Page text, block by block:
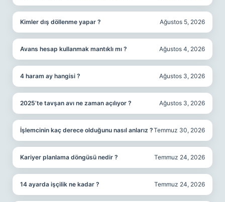
Kimler dış döllenme yapar ? Ağustos 5, 2026
Avans hesap kullanmak mantıklı mı ? Ağustos 4, 2026
4 haram ay hangisi ? Ağustos 3, 2026
2025’te tavşan avı ne zaman açılıyor ? Ağustos 3, 2026
İşlemcinin kaç derece olduğunu nasıl anlarız ?Temmuz 30, 2026
Kariyer planlama döngüsü nedir ? Temmuz 24, 2026
14 ayarda işçilik ne kadar ? Temmuz 24, 2026